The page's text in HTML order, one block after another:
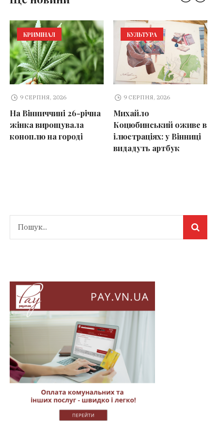
КРИМІНАЛ
9 СЕРПНЯ, 2026
На Вінниччині 26-річна
жінка вирощувала
коноплю на городі
КУЛЬТУРА
9 СЕРПНЯ, 2026
Михайло
Коцюбинський оживе в
ілюстраціях: у Вінниці
видадуть артбук